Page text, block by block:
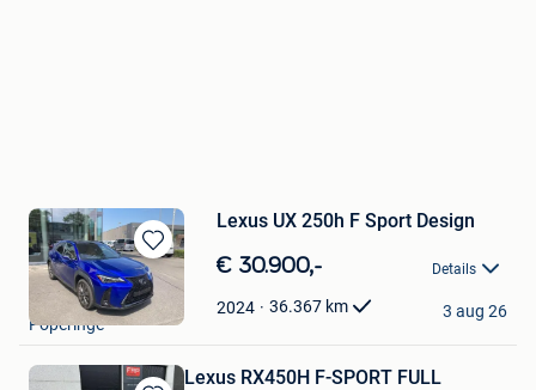
Bewaren
in
Mijn
Favorieten
Lexus UX 250h F Sport Design
€ 30.900,- Details
2024 36.367 km
Garage Coppenolle
Poperinge
3 aug 26
Lexus RX450H F-SPORT FULL